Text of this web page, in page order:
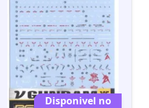
Disponivel no